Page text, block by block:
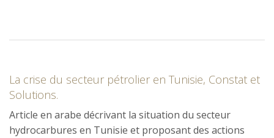
La crise du secteur pétrolier en Tunisie, Constat et
Solutions.
Article en arabe décrivant la situation du secteur
hydrocarbures en Tunisie et proposant des actions